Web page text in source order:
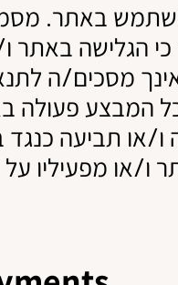
באתר.
הגלישה באתר
מסכים/ה
המבצע פעולה
או תביעה כנגד
או מפעיליו